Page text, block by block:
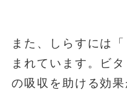
また、しらすには
まれています。ビ
の吸収を助ける効